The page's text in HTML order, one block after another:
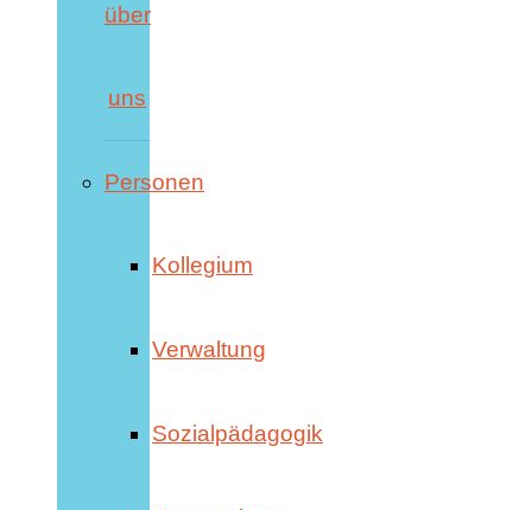
über
uns
Personen
Kollegium
Verwaltung
Sozialpädagogik